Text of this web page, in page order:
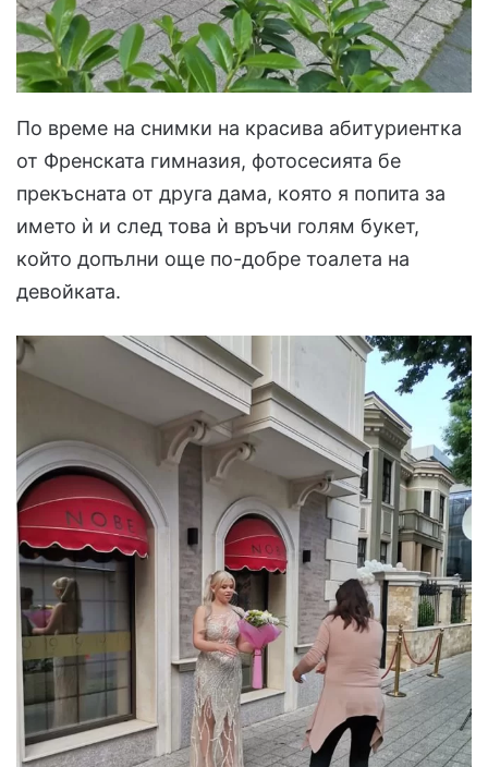
По време на снимки на красива абитуриентка
от Френската гимназия, фотосесията бе
прекъсната от друга дама, която я попита за
името ѝ и след това ѝ връчи голям букет,
който допълни още по-добре тоалета на
девойката.